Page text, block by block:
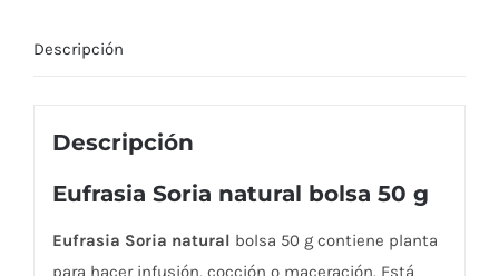
Descripción
Descripción
Eufrasia Soria natural bolsa 50 g
Eufrasia Soria natural bolsa 50 g contiene planta
para hacer infusión, cocción o maceración. Está